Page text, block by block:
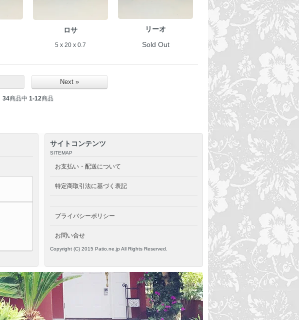
ロサ
5 x 20 x 0.7
リーオ
Sold Out
Next »
34商品中 1-12商品
サイトコンテンツ
SITEMAP
お支払い・配送について
特定商取引法に基づく表記
プライバシーポリシー
お問い合せ
Copyright (C) 2015 Patio.ne.jp All Rights Reserved.